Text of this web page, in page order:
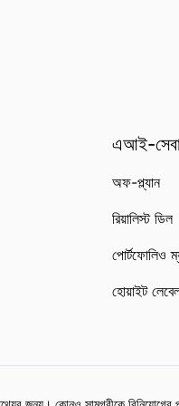
এআই-
অফ-প্ল্যান
রিয়ালিস্ট ডিল
পোর্টফোলিও
হোয়াইট